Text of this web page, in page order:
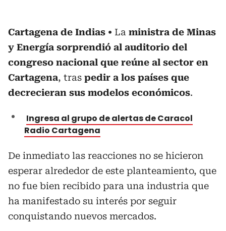
Cartagena de Indias La ministra de Minas
y Energía sorprendió al auditorio del
congreso nacional que reúne al sector en
Cartagena, tras pedir a los países que
decrecieran sus modelos económicos.
Ingresa al grupo de alertas de Caracol
Radio Cartagena
De inmediato las reacciones no se hicieron
esperar alrededor de este planteamiento, que
no fue bien recibido para una industria que
ha manifestado su interés por seguir
conquistando nuevos mercados.